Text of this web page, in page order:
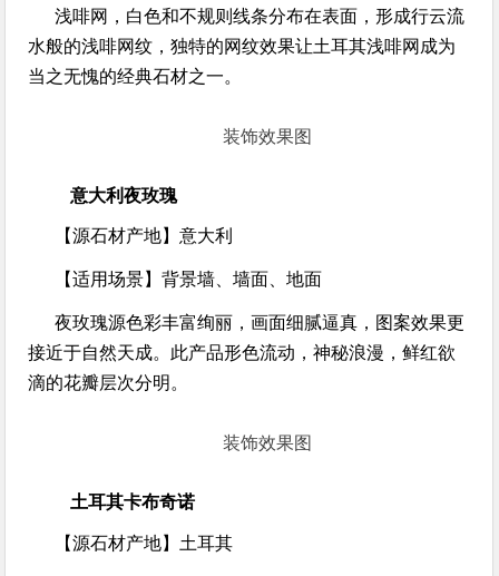
浅啡网，白色和不规则线条分布在表面，形成行云流
水般的浅啡网纹，独特的网纹效果让土耳其浅啡网成为
当之无愧的经典石材之一。
装饰效果图
意大利夜玫瑰
【源石材产地】意大利
【适用场景】背景墙、墙面、地面
夜玫瑰源色彩丰富绚丽，画面细腻逼真，图案效果更
接近于自然天成。此产品形色流动，神秘浪漫，鲜红欲
滴的花瓣层次分明。
装饰效果图
土耳其卡布奇诺
【源石材产地】 土耳其